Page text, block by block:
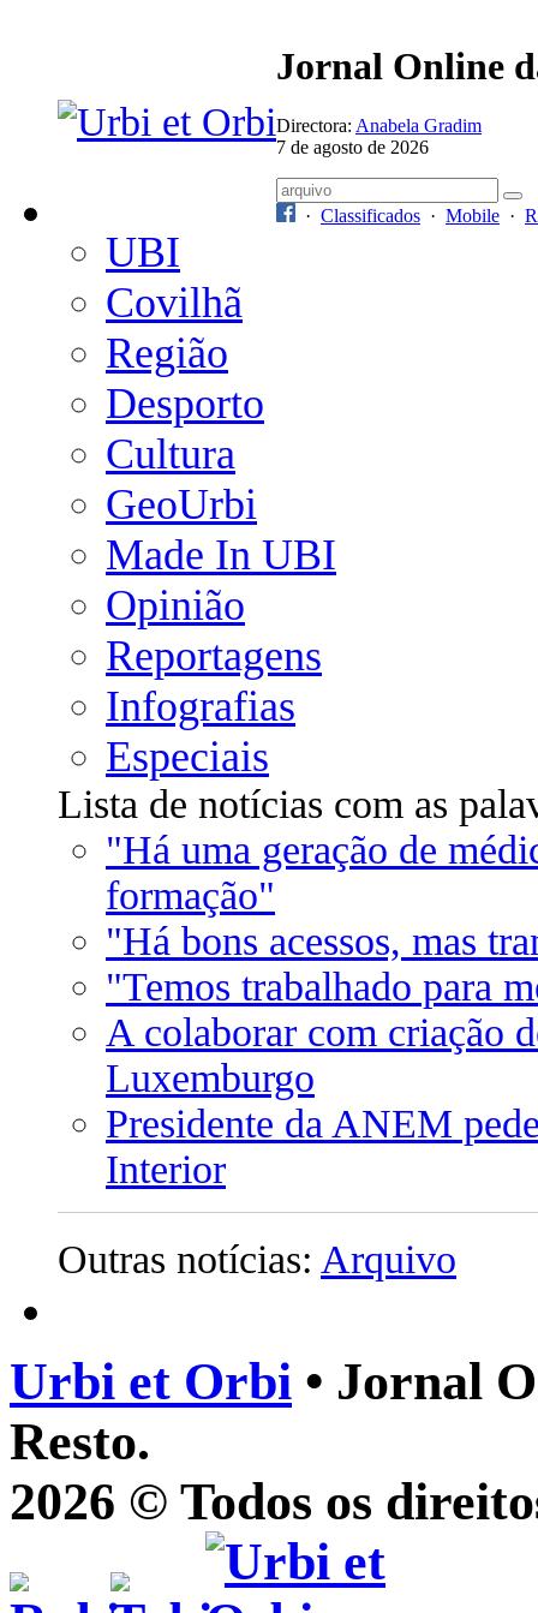
Jornal Online
Directora: Anabela Gradim
7 de agosto de 2026
· Classificados · Mobile ·
UBI
Covilhã
Região
Desporto
Cultura
GeoUrbi
Made In UBI
Opinião
Reportagens
Infografias
Especiais
Lista de notícias com as
"Há uma geração de
formação"
"Há bons acessos, mas
"Temos trabalhado para
A colaborar com criação
Luxemburgo
Presidente da ANEM
Interior
Outras notícias: Arquivo
Urbi et Orbi • Jornal
Resto.
2026 © Todos os